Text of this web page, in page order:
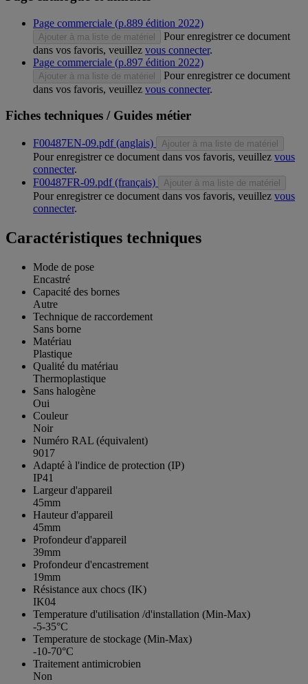
Page commerciale (p.889 édition 2022)
Ajouter à ma liste de matériel
Pour enregistrer ce document
dans vos favoris, veuillez vous connecter.
Page commerciale (p.897 édition 2022)
Ajouter à ma liste de matériel
Pour enregistrer ce document
dans vos favoris, veuillez vous connecter.
Fiches techniques / Guides métier
F00487EN-09.pdf (anglais) Ajouter à ma liste de matériel
Pour enregistrer ce document dans vos favoris, veuillez vous
connecter.
F00487FR-09.pdf (français)
Ajouter à ma liste de matériel
Pour enregistrer ce document dans vos favoris, veuillez vous
connecter.
Caractéristiques techniques
Mode de pose
Encastré
Capacité des bornes
Autre
Technique de raccordement
Sans borne
Matériau
Plastique
Qualité du matériau
Thermoplastique
Sans halogène
Oui
Couleur
Noir
Numéro RAL (équivalent)
9017
Adapté à l'indice de protection (IP)
IP41
Largeur d'appareil
45mm
Hauteur d'appareil
45mm
Profondeur d'appareil
39mm
Profondeur d'encastrement
19mm
Résistance aux chocs (IK)
IK04
Temperature d'utilisation /d'installation (Min-Max)
-5-35°C
Temperature de stockage (Min-Max)
-10-70°C
Traitement antimicrobien
Non